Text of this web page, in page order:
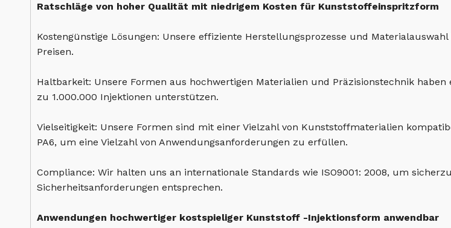
Ratschläge von hoher Qualität mit niedrigem Kosten für Kunststoffeinspritzform
Kostengünstige Lösungen: Unsere effiziente Herstellungsprozesse und
Preisen.
Haltbarkeit: Unsere Formen aus hochwertigen Materialien und Präzisionstechnik
zu 1.000.000 Injektionen unterstützen.
Vielseitigkeit: Unsere Formen sind mit einer Vielzahl von Kunststoffmaterialien
PA6, um eine Vielzahl von Anwendungsanforderungen zu erfüllen.
Compliance: Wir halten uns an internationale Standards wie ISO9001: 2008, um
Sicherheitsanforderungen entsprechen.
Anwendungen hochwertiger kostspieliger Kunststoff -Injektionsform anwendbar